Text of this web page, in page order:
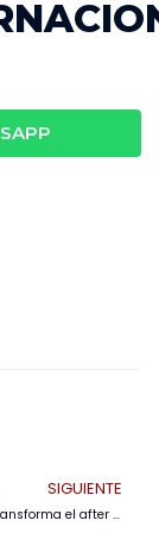
SIGUIENTE
Yango Comida transforma el after office en una experiencia de moda y delivery con BEYANGO